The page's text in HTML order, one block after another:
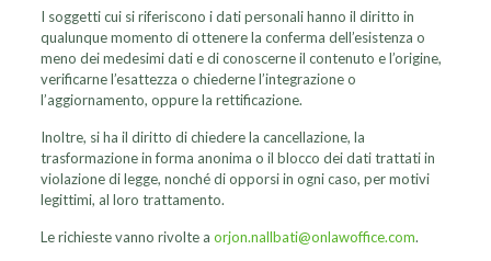
I soggetti cui si riferiscono i dati personali hanno il diritto in
qualunque momento di ottenere la conferma dell’esistenza o
meno dei medesimi dati e di conoscerne il contenuto e l’origine,
verificarne l’esattezza o chiederne l’integrazione o
l’aggiornamento, oppure la rettificazione.
Inoltre, si ha il diritto di chiedere la cancellazione, la
trasformazione in forma anonima o il blocco dei dati trattati in
violazione di legge, nonché di opporsi in ogni caso, per motivi
legittimi, al loro trattamento.
Le richieste vanno rivolte a orjon.nallbati@onlawoffice.com.